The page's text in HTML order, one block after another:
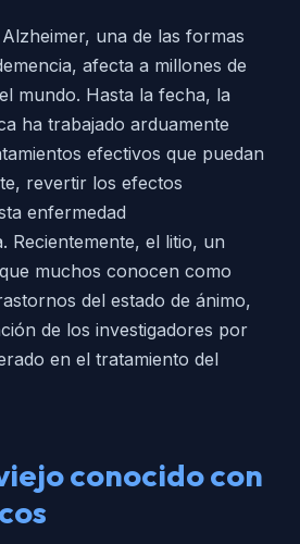
una de las formas
afecta a millones de
mundo. Hasta la fecha, la
ha trabajado arduamente
efectivos que puedan
revertir los efectos
enfermedad
Recientemente, el litio, un
muchos conocen como
del estado de ánimo,
de los investigadores por
en el tratamiento del
conocido con